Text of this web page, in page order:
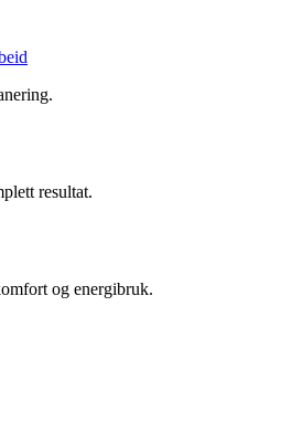
resultat.
og energibruk.